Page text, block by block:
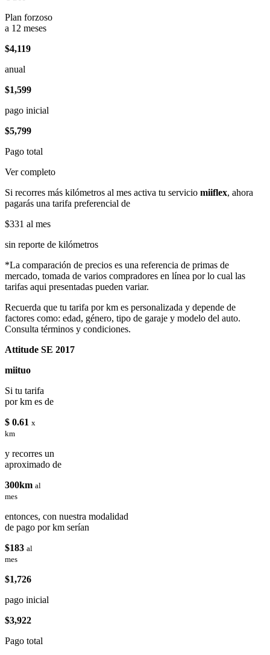
Plan forzoso
a 12 meses
$4,119
anual
$1,599
pago inicial
$5,799
Pago total
Ver completo
Si recorres más kilómetros al mes activa tu servicio miiflex, ahora
pagarás una tarifa preferencial de
$331 al mes
sin reporte de kilómetros
*La comparación de precios es una referencia de primas de
mercado, tomada de varios compradores en línea por lo cual las
tarifas aqui presentadas pueden variar.
Recuerda que tu tarifa por km es personalizada y depende de
factores como: edad, género, tipo de garaje y modelo del auto.
Consulta términos y condiciones.
Attitude SE 2017
miituo
Si tu tarifa
por km es de
$ 0.61 x
km
y recorres un
aproximado de
300km al
mes
entonces, con nuestra modalidad
de pago por km serían
$183 al
mes
$1,726
pago inicial
$3,922
Pago total